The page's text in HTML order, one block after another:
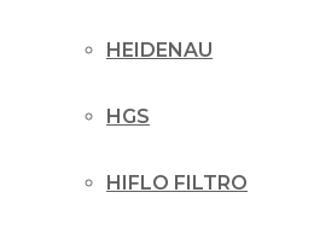
HEIDENAU
HGS
HIFLO FILTRO